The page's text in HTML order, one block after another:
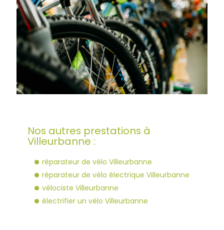
Nos autres prestations à
Villeurbanne :
réparateur de vélo Villeurbanne
réparateur de vélo électrique Villeurbanne
vélociste Villeurbanne
électrifier un vélo Villeurbanne